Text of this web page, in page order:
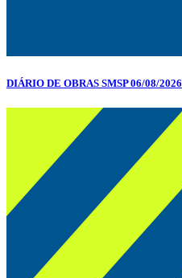
DIÁRIO DE OBRAS SMSP 06/08/2026